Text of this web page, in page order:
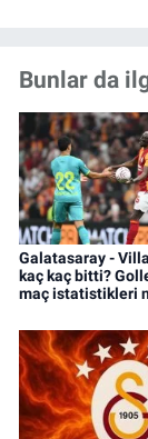
Bunlar da
Galatasaray -
kaç kaç bitti?
maç istatistikleri